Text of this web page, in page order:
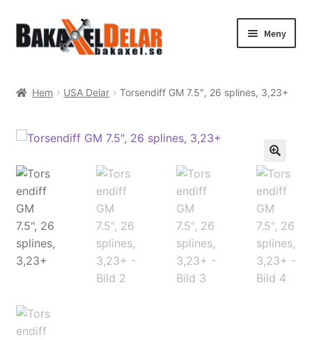
Hoppa
till
Hoppa
till
Meny
Tenaci information
Guider & tips
Korg
Utcheckning
Köpvillkor och kontakt
Hem USA Delar Torsendiff GM 7.5″, 26 splines, 3,23+